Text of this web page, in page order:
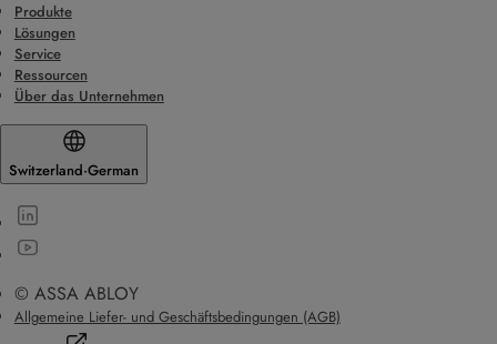
Produkte
Lösungen
Service
Ressourcen
Über das Unternehmen
Switzerland·German
© ASSA ABLOY
Allgemeine Liefer- und Geschäftsbedingungen (AGB)